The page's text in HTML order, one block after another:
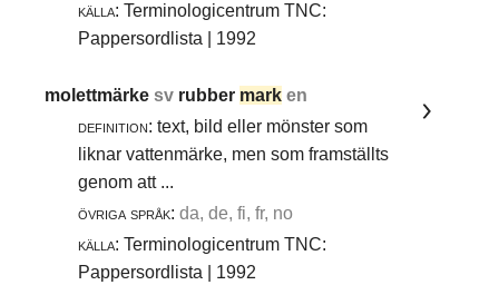
källa: Terminologicentrum TNC:
Pappersordlista | 1992
molettmärkesv rubber mark en
definition: text, bild eller mönster som
liknar vattenmärke, men som framställts
genom att ...
övriga språk: da, de, fi, fr, no
källa: Terminologicentrum TNC:
Pappersordlista | 1992